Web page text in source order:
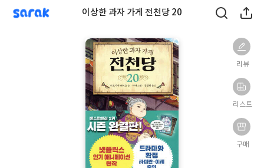
sarak 이상한 과자 가게 전천당 20
리뷰
리스트
구매